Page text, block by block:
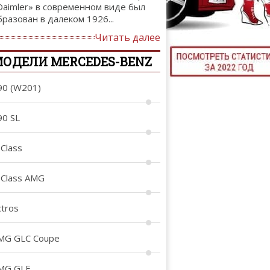
ТЮНИНГ
в современном виде был
в далеком 1926...
Читать далее
MERCEDES-BENZ
(W201)
SL
AMG
GLC Coupe